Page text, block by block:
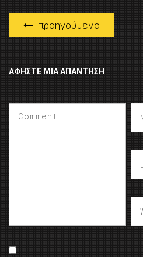
προηγούμενο
ΑΦΉΣΤΕ ΜΙΑ ΑΠΆΝΤΗΣΗ